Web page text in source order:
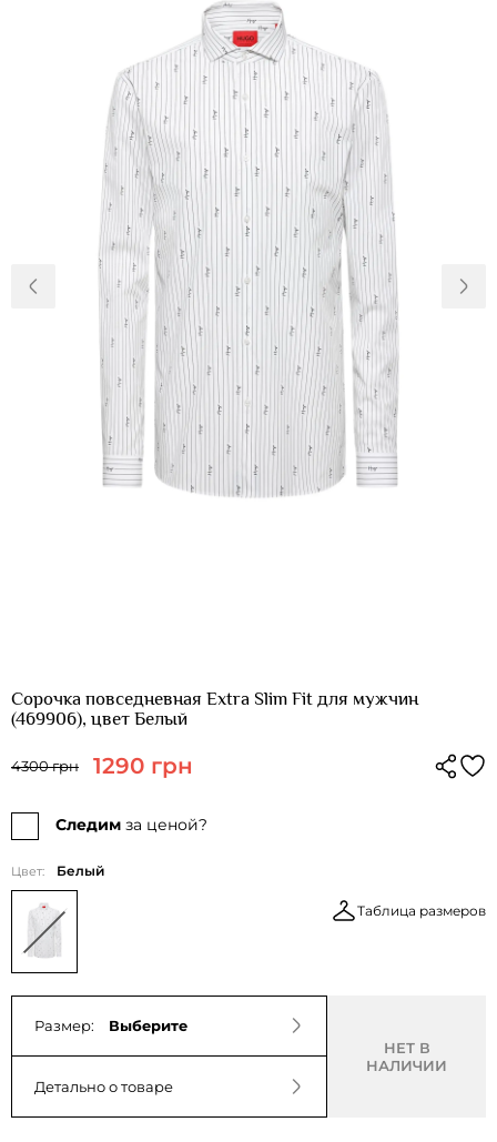
О нас
Новости
Возвращение
и обмен
Откуда о
магазине
Вопросы и
ответы
Контакты
Palmira Club
Уход
+38(050)4840005
Сорочка повседневная Extra Slim Fit для мужчин
(469906), цвет Белый
4300 грн 1290 грн
Следим за ценой?
Цвет: Белый
Таблица размеров
Размер: Выберите
Детально о товаре
НЕТ В
НАЛИЧИИ